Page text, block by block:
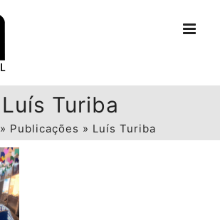
Luís Turiba
» Publicações » Luís Turiba